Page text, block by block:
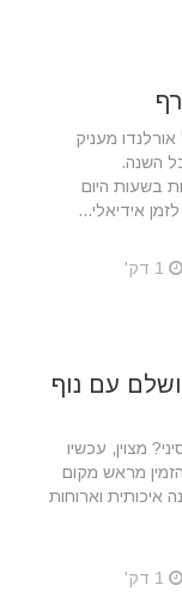
מעניק
השנה.
בשעות היום
אידיאלי...
עם נוף
מצוין, עכשיו
מראש מקום
איכותית וארוחות